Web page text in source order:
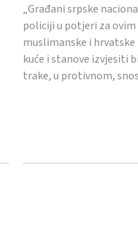
„Građani srpske
policiji u potjeri za
muslimanske i
kuće i stanove izvjesiti
trake, u protivnom,